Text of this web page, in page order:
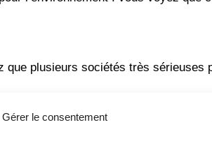
Gérer le consentement
plusieurs sociétés très sérieuses
le cadre d’un bail